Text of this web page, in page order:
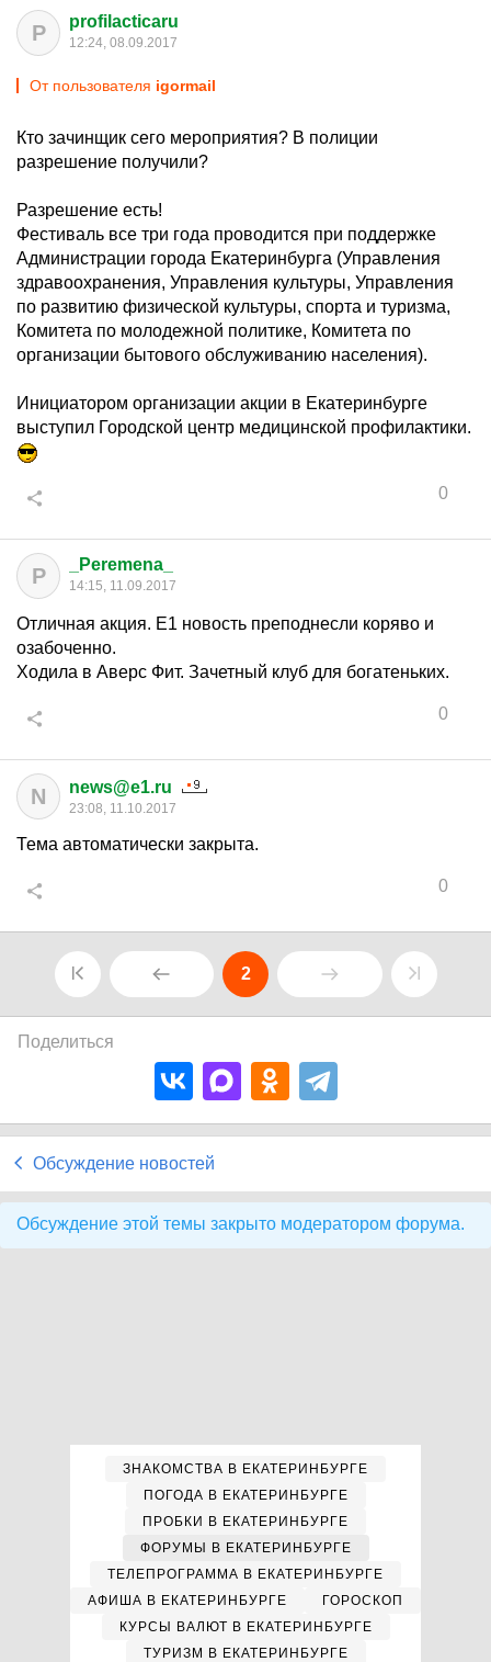
P profilacticaru
12:24, 08.09.2017
От пользователя igormail
Кто зачинщик сего мероприятия? В полиции
разрешение получили?
Разрешение есть!
Фестиваль все три года проводится при поддержке
Администрации города Екатеринбурга (Управления
здравоохранения, Управления культуры, Управления
по развитию физической культуры, спорта и туризма,
Комитета по молодежной политике, Комитета по
организации бытового обслуживанию населения).
Инициатором организации акции в Екатеринбурге
выступил Городской центр медицинской профилактики.
0
P _Peremena_
14:15, 11.09.2017
Отличная акция. Е1 новость преподнесли коряво и
озабоченно.
Ходила в Аверс Фит. Зачетный клуб для богатеньких.
0
N news@e1.ru
23:08, 11.10.2017
Тема автоматически закрыта.
0
2
Поделиться
Обсуждение новостей
Обсуждение этой темы закрыто модератором форума.
ЗНАКОМСТВА В ЕКАТЕРИНБУРГЕ
ПОГОДА В ЕКАТЕРИНБУРГЕ
ПРОБКИ В ЕКАТЕРИНБУРГЕ
ФОРУМЫ В ЕКАТЕРИНБУРГЕ
ТЕЛЕПРОГРАММА В ЕКАТЕРИНБУРГЕ
АФИША В ЕКАТЕРИНБУРГЕ
ГОРОСКОП
КУРСЫ ВАЛЮТ В ЕКАТЕРИНБУРГЕ
ТУРИЗМ В ЕКАТЕРИНБУРГЕ